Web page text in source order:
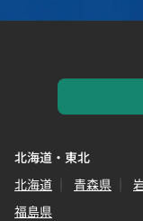
北海道・東北
北海道
青森県
福島県